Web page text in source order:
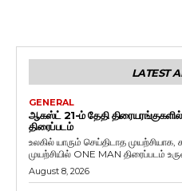
LATEST
GENERAL
ஆகஸ்ட் 21-ம் தேதி திரையரங்குகளில்
திரைப்படம்
உலகில் யாரும் செய்திடாத முயற்சியாக,
முயற்சியில் ONE MAN திரைப்படம்
August 8, 2026